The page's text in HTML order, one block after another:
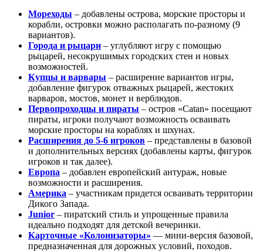
Мореходы – добавлены острова, морские просторы и
корабли, островки можно располагать по-разному (9
вариантов).
Города и рыцари – углубляют игру с помощью
рыцарей, несокрушимых городских стен и новых
возможностей.
Купцы и варвары – расширение вариантов игры,
добавление фигурок отважных рыцарей, жестоких
варваров, мостов, монет и верблюдов.
Первопроходцы и пираты – остров «Catan» посещают
пираты, игроки получают возможность осваивать
морские просторы на кораблях и шхунах.
Расширения до 5-6 игроков – представлены в базовой
и дополнительных версиях (добавлены карты, фигурок
игроков и так далее).
Европа – добавлен европейский антураж, новые
возможности и расширения.
Америка – участникам придется осваивать территории
Дикого Запада.
Junior – пиратский стиль и упрощенные правила
идеально подходят для детской вечеринки.
Карточные «Колонизаторы» — мини-версия базовой,
предназначенная для дорожных условий, походов.